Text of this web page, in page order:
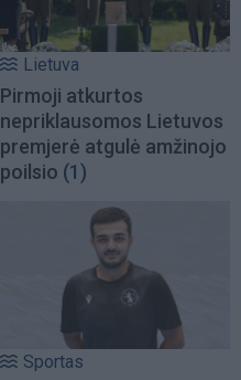
Lietuva
Pirmoji atkurtos
nepriklausomos Lietuvos
premjerė atgulė amžinojo
poilsio (1)
Sportas